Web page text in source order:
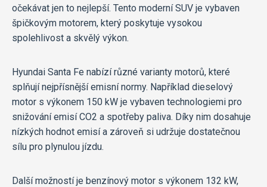
očekávat jen to nejlepší. Tento moderní SUV je vybaven
špičkovým motorem, který poskytuje vysokou
spolehlivost a skvělý výkon.
Hyundai Santa Fe nabízí různé varianty motorů, které
splňují nejpřísnější emisní normy. Například dieselový
motor s výkonem 150 kW je vybaven technologiemi pro
snižování emisí CO2 a spotřeby paliva. Díky nim dosahuje
nízkých hodnot emisí a zároveň si udržuje dostatečnou
sílu pro plynulou jízdu.
Další možností je benzínový motor s výkonem 132 kW,